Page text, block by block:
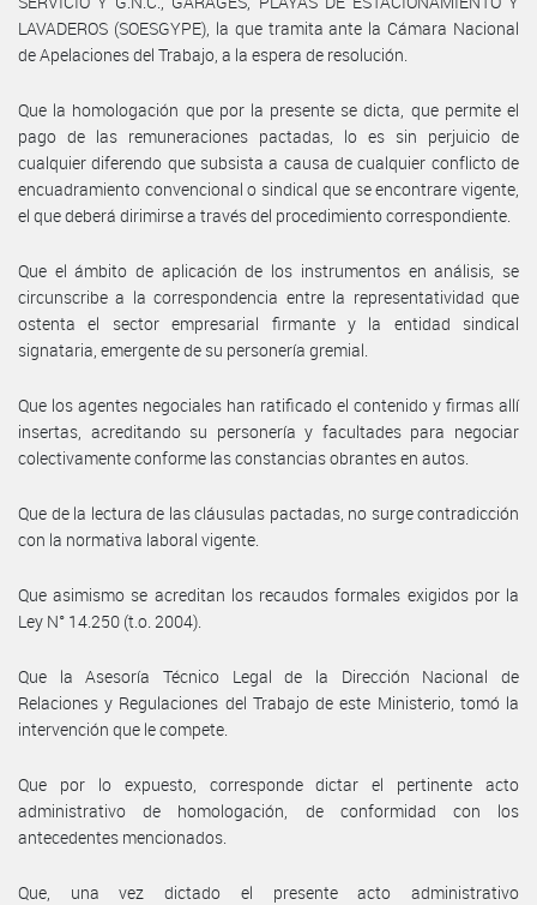
LAVADEROS (SOESGYPE), la que tramita ante la Cámara Nacional
de Apelaciones del Trabajo, a la espera de resolución.
Que la homologación que por la presente se dicta, que permite el
pago de las remuneraciones pactadas, lo es sin perjuicio de
cualquier diferendo que subsista a causa de cualquier conflicto de
encuadramiento convencional o sindical que se encontrare vigente,
el que deberá dirimirse a través del procedimiento correspondiente.
Que el ámbito de aplicación de los instrumentos en análisis, se
circunscribe a la correspondencia entre la representatividad que
ostenta el sector empresarial firmante y la entidad sindical
signataria, emergente de su personería gremial.
Que los agentes negociales han ratificado el contenido y firmas allí
insertas, acreditando su personería y facultades para negociar
colectivamente conforme las constancias obrantes en autos.
Que de la lectura de las cláusulas pactadas, no surge contradicción
con la normativa laboral vigente.
Que asimismo se acreditan los recaudos formales exigidos por la
Ley N° 14.250 (t.o. 2004).
Que la Asesoría Técnico Legal de la Dirección Nacional de
Relaciones y Regulaciones del Trabajo de este Ministerio, tomó la
intervención que le compete.
Que por lo expuesto, corresponde dictar el pertinente acto
administrativo de homologación, de conformidad con los
antecedentes mencionados.
Que, una vez dictado el presente acto administrativo